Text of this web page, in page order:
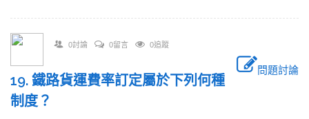
0討論 0留言 0追蹤
問題討論
19. 鐵路貨運費率訂定屬於下列何種
制度？